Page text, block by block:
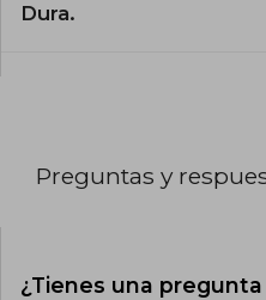
Dura.
Preguntas y
¿Tienes una